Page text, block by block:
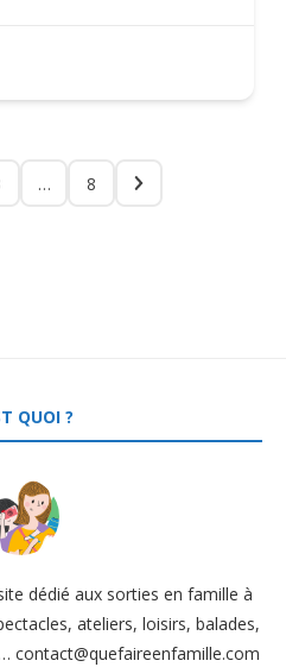
… 8
QUOI ?
dédié aux sorties en famille à
ateliers, loisirs, balades,
contact@quefaireenfamille.com